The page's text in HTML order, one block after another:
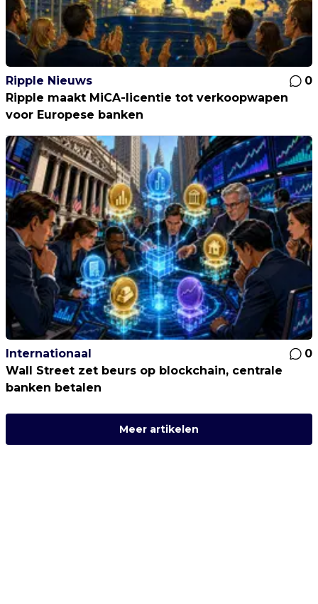
Ripple Nieuws
0
Ripple maakt MiCA-licentie tot verkoopwapen
voor Europese banken
Internationaal
0
Wall Street zet beurs op blockchain, centrale
banken betalen
Meer artikelen